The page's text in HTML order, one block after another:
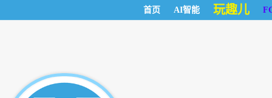
首页 AI智能 玩趣儿